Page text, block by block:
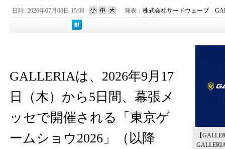
日時: 2026年07月08日 15:00 発表： 株式会社サードウェーブ
【
GALLERIAは、2026年9月17
日（木）から5日間、幕張メ
ッセで開催される「東京ゲ
ームショウ2026」（以降